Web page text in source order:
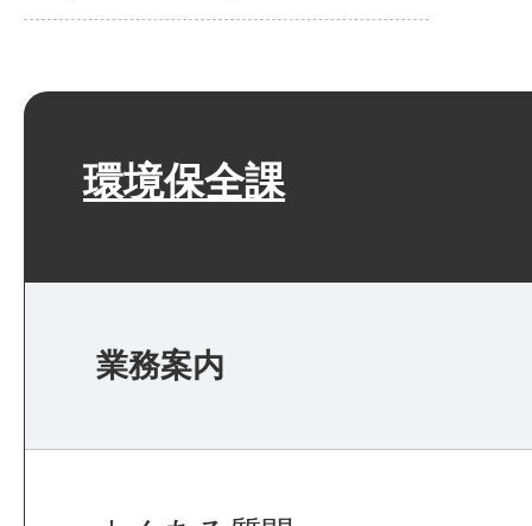
環境保全課
業務案内